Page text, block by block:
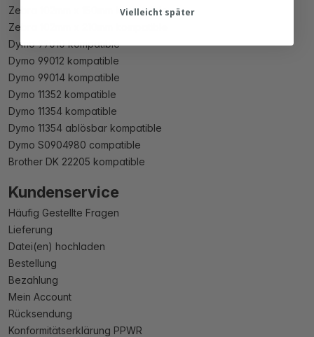
Zebra 102mm x 150mm kompatible
Zebra 102mm x 210mm kompatible
Dymo 99010 kompatible
Dymo 99012 kompatible
Dymo 99014 kompatible
Dymo 11352 kompatible
Dymo 11354 kompatible
Dymo 11354 ablösbar kompatible
Dymo S0904980 compatible
Brother DK 22205 kompatible
Kundenservice
Häufig Gestellte Fragen
Lieferung
Datei(en) hochladen
Bestellung
Bezahlung
Mein Account
Rücksendung
Konformitätserklärung PPWR
Vielleicht später